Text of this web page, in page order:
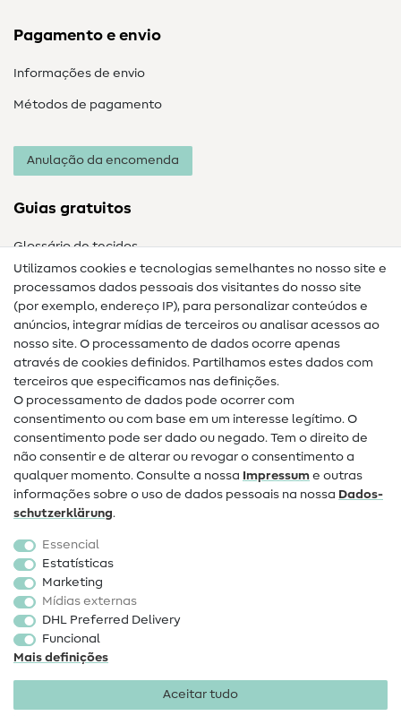
Pagamento e envio
Informações de envio
Métodos de pagamento
Anulação da encomenda
Guias gratuitos
Glossário de tecidos
Guias de costura
Ajuda e contacto
Contacto
Mudança de proprietário
Perguntas frequentes (FAQ)
Direito de cancelamento
Popular
Tecidos
Acessórios de costura
Promoção
Utilizamos cookies e tecnologias semelhantes no nosso site e
processamos dados pessoais dos visitantes do nosso site
(por exemplo, endereço IP), para personalizar conteúdos e
anúncios, integrar mídias de terceiros ou analisar acessos ao
nosso site. O processamento de dados ocorre apenas
através de cookies definidos. Partilhamos estes dados com
terceiros que especificamos nas definições.
O processamento de dados pode ocorrer com
consentimento ou com base em um interesse legítimo. O
consentimento pode ser dado ou negado. Tem o direito de
não consentir e de alterar ou revogar o consentimento a
qualquer momento. Consulte a nossa Impressum e outras
informações sobre o uso de dados pessoais na nossa Dados­
schutz­erklärung.
Essencial
Estatísticas
Marketing
Mídias externas
DHL Preferred Delivery
Funcional
Mais definições
Aceitar tudo